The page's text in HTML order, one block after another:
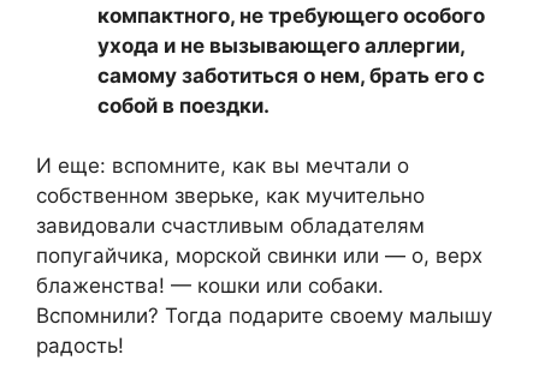
компактного, не требующего особого
ухода и не вызывающего аллергии,
самому заботиться о нем, брать его с
собой в поездки.
И еще: вспомните, как вы мечтали о
собственном зверьке, как мучительно
завидовали счастливым обладателям
попугайчика, морской свинки или — о, верх
блаженства! — кошки или собаки.
Вспомнили? Тогда подарите своему малышу
радость!